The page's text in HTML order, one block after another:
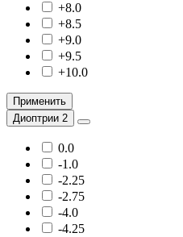
+8.0
+8.5
+9.0
+9.5
+10.0
Применить
Диоптрии 2
0.0
-1.0
-2.25
-2.75
-4.0
-4.25